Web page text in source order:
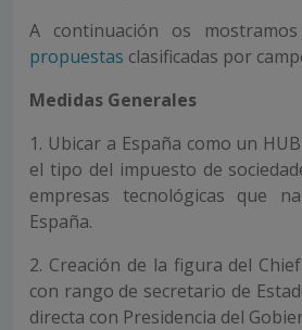
A continuación os
propuestas clasificadas por
Medidas Generales
1. Ubicar a España como un
el tipo del impuesto de
empresas tecnológicas que
España.
2. Creación de la figura del
con rango de secretario de
directa con Presidencia del